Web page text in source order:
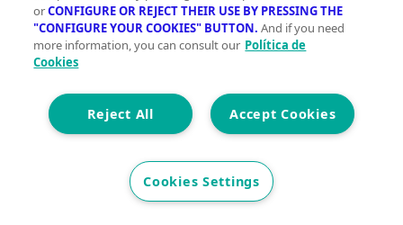
orCONFIGURE OR REJECT THEIR USE BY PRESSING THE
"CONFIGURE YOUR COOKIES" BUTTON. And if you need
more information, you can consult our Política de
Cookies
Accept Cookies
Reject All
Cookies Settings